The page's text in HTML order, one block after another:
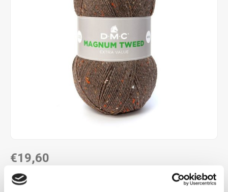
€19,60
LEVERTIJD: CA. 1-2 WEKEN